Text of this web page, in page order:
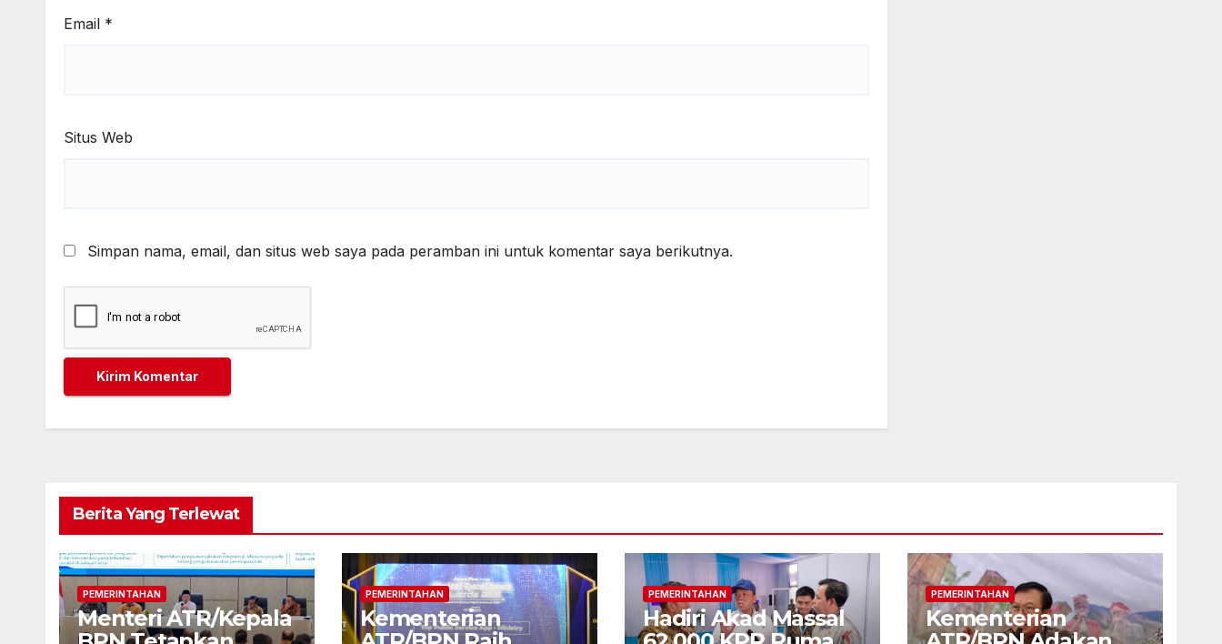
Email *
Situs Web
Simpan nama, email, dan situs web saya pada peramban ini untuk komentar saya berikutnya.
Berita Yang Terlewat
PEMERINTAHAN
Menteri ATR/Kepala
PEMERINTAHAN
Kementerian
PEMERINTAHAN
Hadiri Akad Massal
PEMERINTAHAN
Kementerian